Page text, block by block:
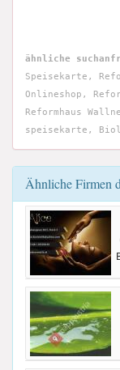
ähnliche
Speisekarte,
Onlineshop,
Reformhaus
speisekarte,
Ähnliche Firmen